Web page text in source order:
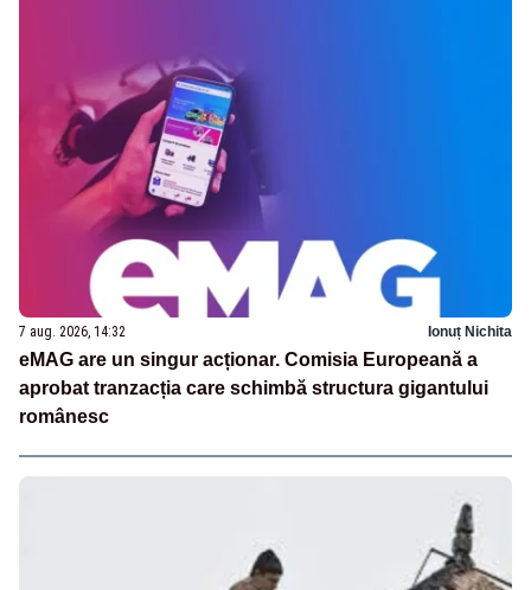
7 aug. 2026, 14:32 Ionuț Nichita
eMAG are un singur acționar. Comisia Europeană a
aprobat tranzacția care schimbă structura gigantului
românesc